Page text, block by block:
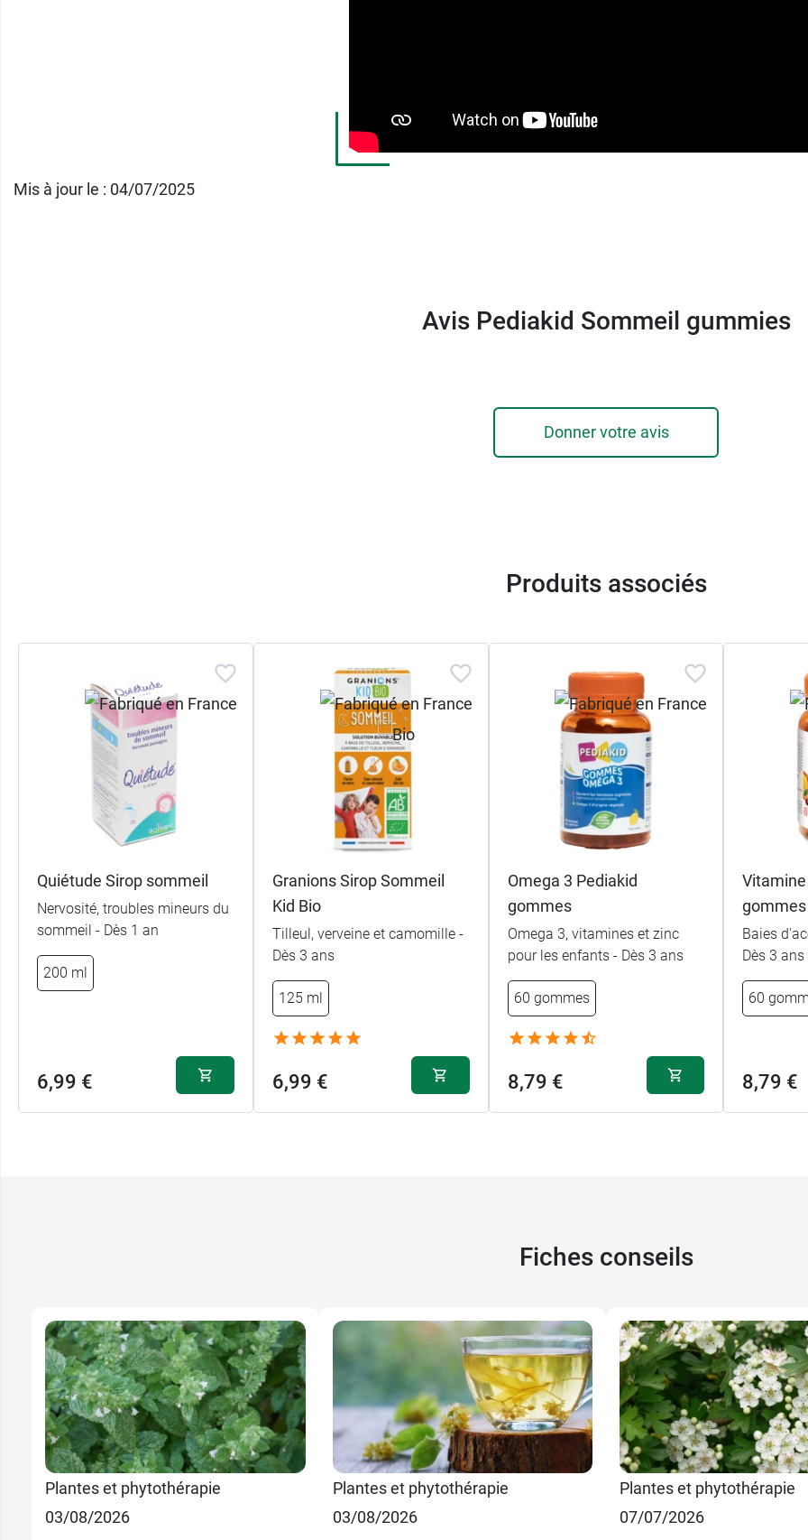
ZI de Carros, 10ème Rue - 4ème Avenue,
Mis à jour le : 04/07/2025
Avis Pediakid Sommeil gummies
Donner votre avis
Produits associés
Quiétude Sirop sommeil
Nervosité, troubles mineurs du
sommeil - Dès 1 an
200 ml
6,99 €
Granions Sirop Sommeil
Kid Bio
Tilleul, verveine et camomille -
Dès 3 ans
125 ml
6,99 €
Omega 3 Pediakid
gommes
Omega 3, vitamines et zinc
pour les enfants - Dès 3 ans
60 gommes
8,79 €
Vitamine
gommes
Baies
Dès 3 ans
60
8,79 €
Fiches conseils
Plantes et phytothérapie
03/08/2026
Plantes et phytothérapie
03/08/2026
Plantes et phytothérapie
07/07/2026